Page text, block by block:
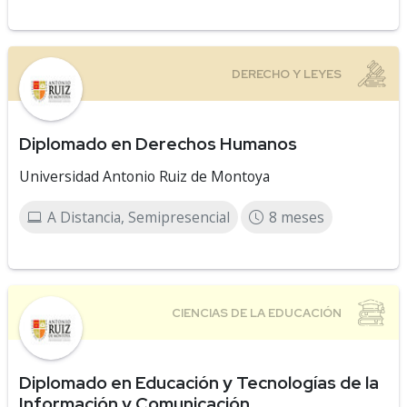
Diplomado en Derechos Humanos
Universidad Antonio Ruiz de Montoya
A Distancia, Semipresencial 8 meses
Diplomado en Educación y Tecnologías de la